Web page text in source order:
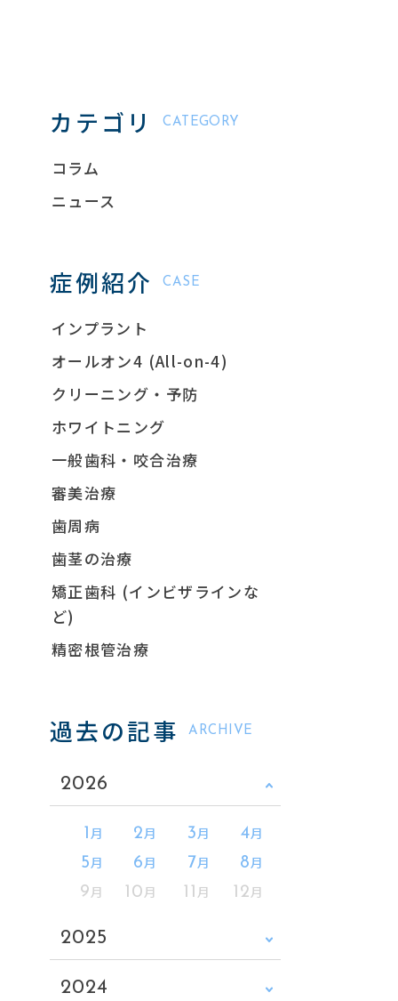
カテゴリ CATEGORY
コラム
ニュース
症例紹介 CASE
インプラント
オールオン4 (All-on-4)
クリーニング・予防
ホワイトニング
一般歯科・咬合治療
審美治療
歯周病
歯茎の治療
矯正歯科 (インビザラインな
ど)
精密根管治療
過去の記事 ARCHIVE
2026
1 月 2月 3月 4月
5月 6月 7月 8月
9月 10月 11 月 12月
2025
2024